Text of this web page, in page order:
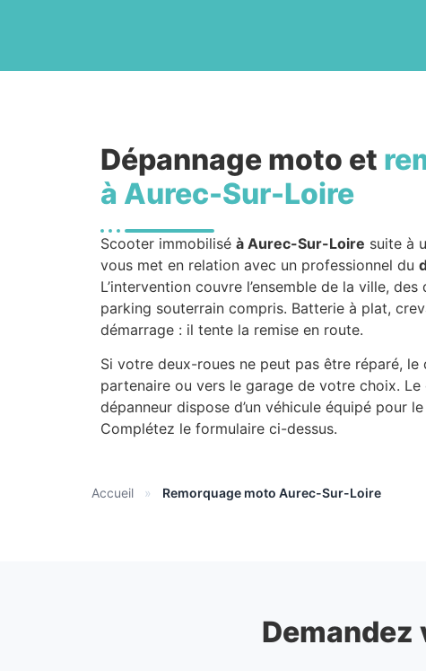
Dépannage moto et
à Aurec-Sur-Loire
Scooter immobilisé à Aurec-Sur-Loire suite à
vous met en relation avec un professionnel du
L’intervention couvre l’ensemble de la ville,
parking souterrain compris. Batterie à plat,
démarrage : il tente la remise en route.
Si votre deux-roues ne peut pas être réparé,
partenaire ou vers le garage de votre choix.
dépanneur dispose d’un véhicule équipé pour
Complétez le formulaire ci-dessus.
Accueil » Remorquage moto Aurec-Sur-Loire
Demandez